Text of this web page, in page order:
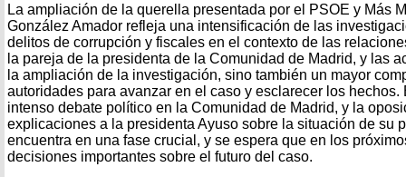
La ampliación de la querella presentada por el PSOE y Más
González Amador refleja una intensificación de las
delitos de corrupción y fiscales en el contexto de las
la pareja de la presidenta de la Comunidad de Madrid, y las
la ampliación de la investigación, sino también un mayor
autoridades para avanzar en el caso y esclarecer los hechos.
intenso debate político en la Comunidad de Madrid, y la
explicaciones a la presidenta Ayuso sobre la situación de su
encuentra en una fase crucial, y se espera que en los
decisiones importantes sobre el futuro del caso.